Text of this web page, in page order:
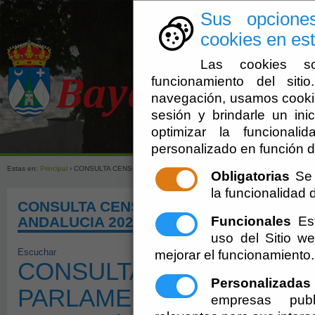
Sus
cookies en
Las cookies
funcionamiento del
navegación, usamos
sesión y brindarle un
optimizar la
personalizado en función
Obligatorias
la funcionalidad
Funcionales
uso del Sitio
mejorar el funcionamiento.
Personalizadas
empresas
Estas en: Principal › CONSULTA CENSO ELECTORAL ELECCIONES PARLAMENTO DE
CONSULTA CENSO ELECTORAL
ANDALUCIA 2026
Escuchar
CONSULTA CENSO
PARLAMENTO DE